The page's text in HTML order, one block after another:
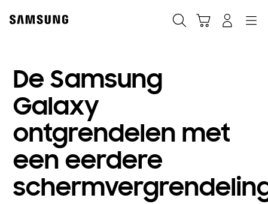
content
De Samsung
Galaxy
ontgrendelen met
een eerdere